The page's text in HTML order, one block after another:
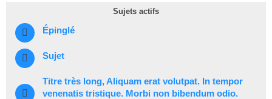
Sujets actifs
Épinglé
Sujet
Titre très long, Aliquam erat volutpat. In tempor
venenatis tristique. Morbi non bibendum odio.